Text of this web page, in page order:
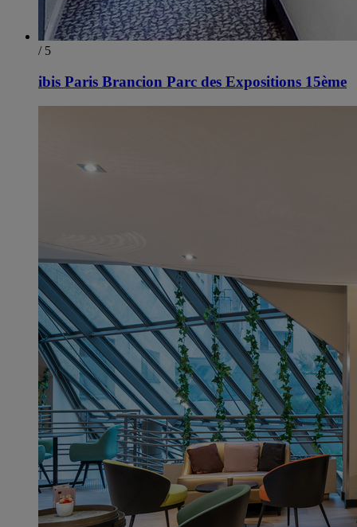
/ 5
ibis Paris Brancion Parc des Expositions 15ème